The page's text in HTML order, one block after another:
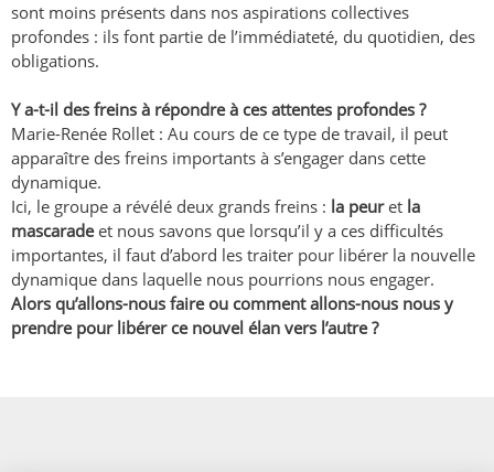
sont moins présents dans nos aspirations collectives
profondes : ils font partie de l’immédiateté, du quotidien, des
obligations.
Y a-t-il des freins à répondre à ces attentes profondes ?
Marie-Renée Rollet : Au cours de ce type de travail, il peut
apparaître des freins importants à s’engager dans cette
dynamique.
Ici, le groupe a révélé deux grands freins : la peuret la
mascaradeet nous savons que lorsqu’il y a ces difficultés
importantes, il faut d’abord les traiter pour libérer la nouvelle
dynamique dans laquelle nous pourrions nous engager.
Alors qu’allons-nous faire ou comment allons-nous nous y
prendre pour libérer ce nouvel élan vers l’autre ?